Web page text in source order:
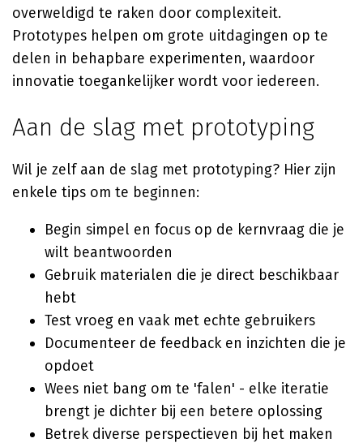
overweldigd te raken door complexiteit.
Prototypes helpen om grote uitdagingen op te
delen in behapbare experimenten, waardoor
innovatie toegankelijker wordt voor iedereen.
Aan de slag met prototyping
Wil je zelf aan de slag met prototyping? Hier zijn
enkele tips om te beginnen:
Begin simpel en focus op de kernvraag die je
wilt beantwoorden
Gebruik materialen die je direct beschikbaar
hebt
Test vroeg en vaak met echte gebruikers
Documenteer de feedback en inzichten die je
opdoet
Wees niet bang om te 'falen' - elke iteratie
brengt je dichter bij een betere oplossing
Betrek diverse perspectieven bij het maken